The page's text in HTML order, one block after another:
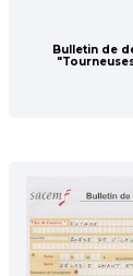
Bulletin de